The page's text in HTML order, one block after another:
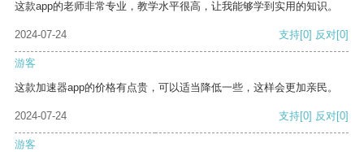
这款app的老师非常专业，教学水平很高，让我能够学到实用的知识。
2024-07-24 支持[0] 反对[0]
游客
这款加速器app的价格有点贵，可以适当降低一些，这样会更加亲民。
2024-07-24 支持[0] 反对[0]
游客